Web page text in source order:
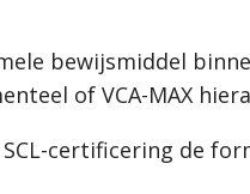
bewijsmiddel
of VCA-MAX
certificering de